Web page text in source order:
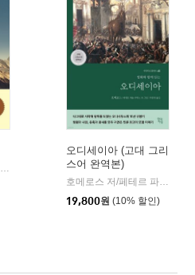
윌북(willbook)
오디세이아 (고대 그리
스어 완역본)
호메로스 저/페테르 파울 루벤스 그림/박문재 역
19,800원 (10% 할인)